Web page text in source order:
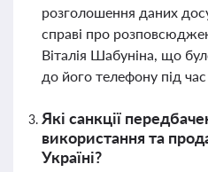
розголошення даних
справі про
Віталія Шабуніна, що
до його телефону під
Які санкції
використання та
Україні?